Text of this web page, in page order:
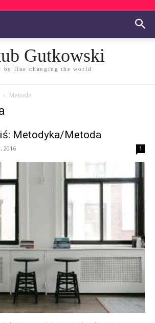
Gutkowski
by line changing the world
Metoda
Metodyka/Metoda
2016 1